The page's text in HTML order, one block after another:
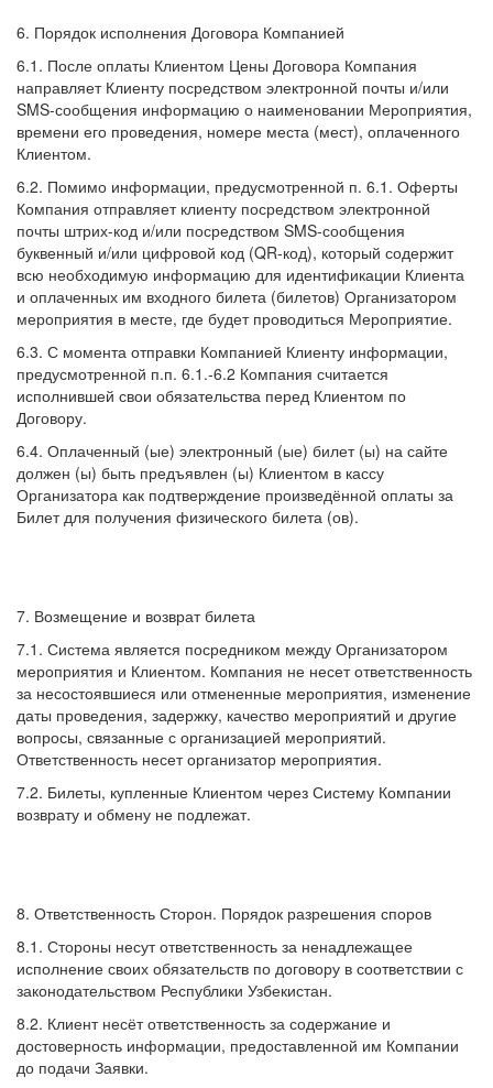
6. Порядок исполнения Договора Компанией
6.1. После оплаты Клиентом Цены Договора Компания
направляет Клиенту посредством электронной почты и/или
SMS-сообщения информацию о наименовании Мероприятия,
времени его проведения, номере места (мест), оплаченного
Клиентом.
6.2. Помимо информации, предусмотренной п. 6.1. Оферты
Компания отправляет клиенту посредством электронной
почты штрих-код и/или посредством SMS-сообщения
буквенный и/или цифровой код (QR-код), который содержит
всю необходимую информацию для идентификации Клиента
и оплаченных им входного билета (билетов) Организатором
мероприятия в месте, где будет проводиться Мероприятие.
6.3. С момента отправки Компанией Клиенту информации,
предусмотренной п.п. 6.1.-6.2 Компания считается
исполнившей свои обязательства перед Клиентом по
Договору.
6.4. Оплаченный (ые) электронный (ые) билет (ы) на сайте
должен (ы) быть предъявлен (ы) Клиентом в кассу
Организатора как подтверждение произведённой оплаты за
Билет для получения физического билета (ов).
7. Возмещение и возврат билета
7.1. Система является посредником между Организатором
мероприятия и Клиентом. Компания не несет ответственность
за несостоявшиеся или отмененные мероприятия, изменение
даты проведения, задержку, качество мероприятий и другие
вопросы, связанные с организацией мероприятий.
Ответственность несет организатор мероприятия.
7.2. Билеты, купленные Клиентом через Систему Компании
возврату и обмену не подлежат.
8. Ответственность Сторон. Порядок разрешения споров
8.1. Стороны несут ответственность за ненадлежащее
исполнение своих обязательств по договору в соответствии с
законодательством Республики Узбекистан.
8.2. Клиент несёт ответственность за содержание и
достоверность информации, предоставленной им Компании
до подачи Заявки.